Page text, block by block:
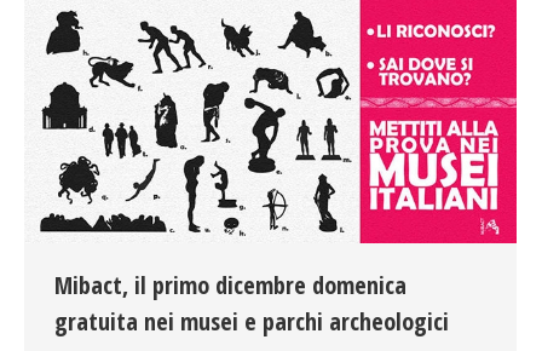
Mibact, il primo dicembre domenica
gratuita nei musei e parchi archeologici